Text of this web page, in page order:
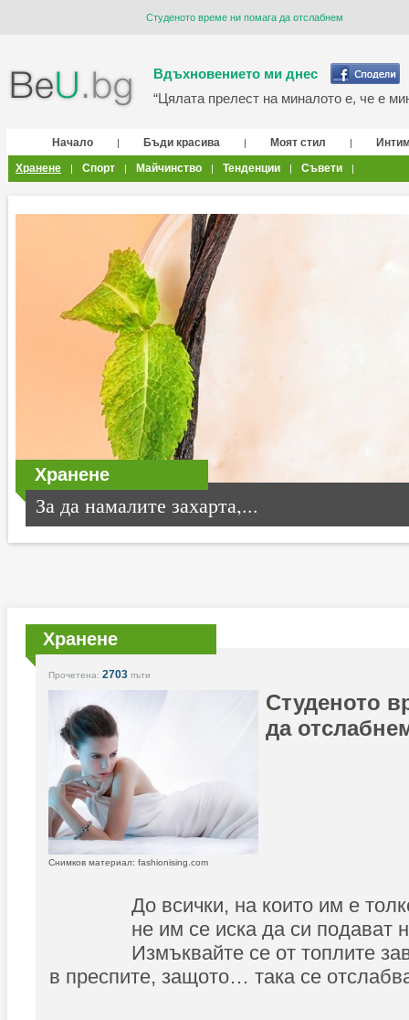
Студеното време ни помага да отслабнем
Вдъхновението ми днес
“Цялата прелест на миналото е, че е
Начало | Бъди красива | Моят стил |
Хранене
| Спорт | Майчинство | Тенденции | Съвети |
Хранене
За да намалите захарта,...
Хранене
Прочетена: 2703 пъти
Студеното
да
Снимков материал: fashionising.com
До всички, на които им е
не им се иска да си подават
Измъквайте се от топлите
в преспите, защото… така се